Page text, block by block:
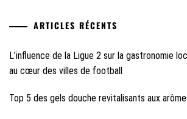
ARTICLES RÉCENTS
L’influence de la Ligue 2 sur la gastronomie
au cœur des villes de football
Top 5 des gels douche revitalisants aux